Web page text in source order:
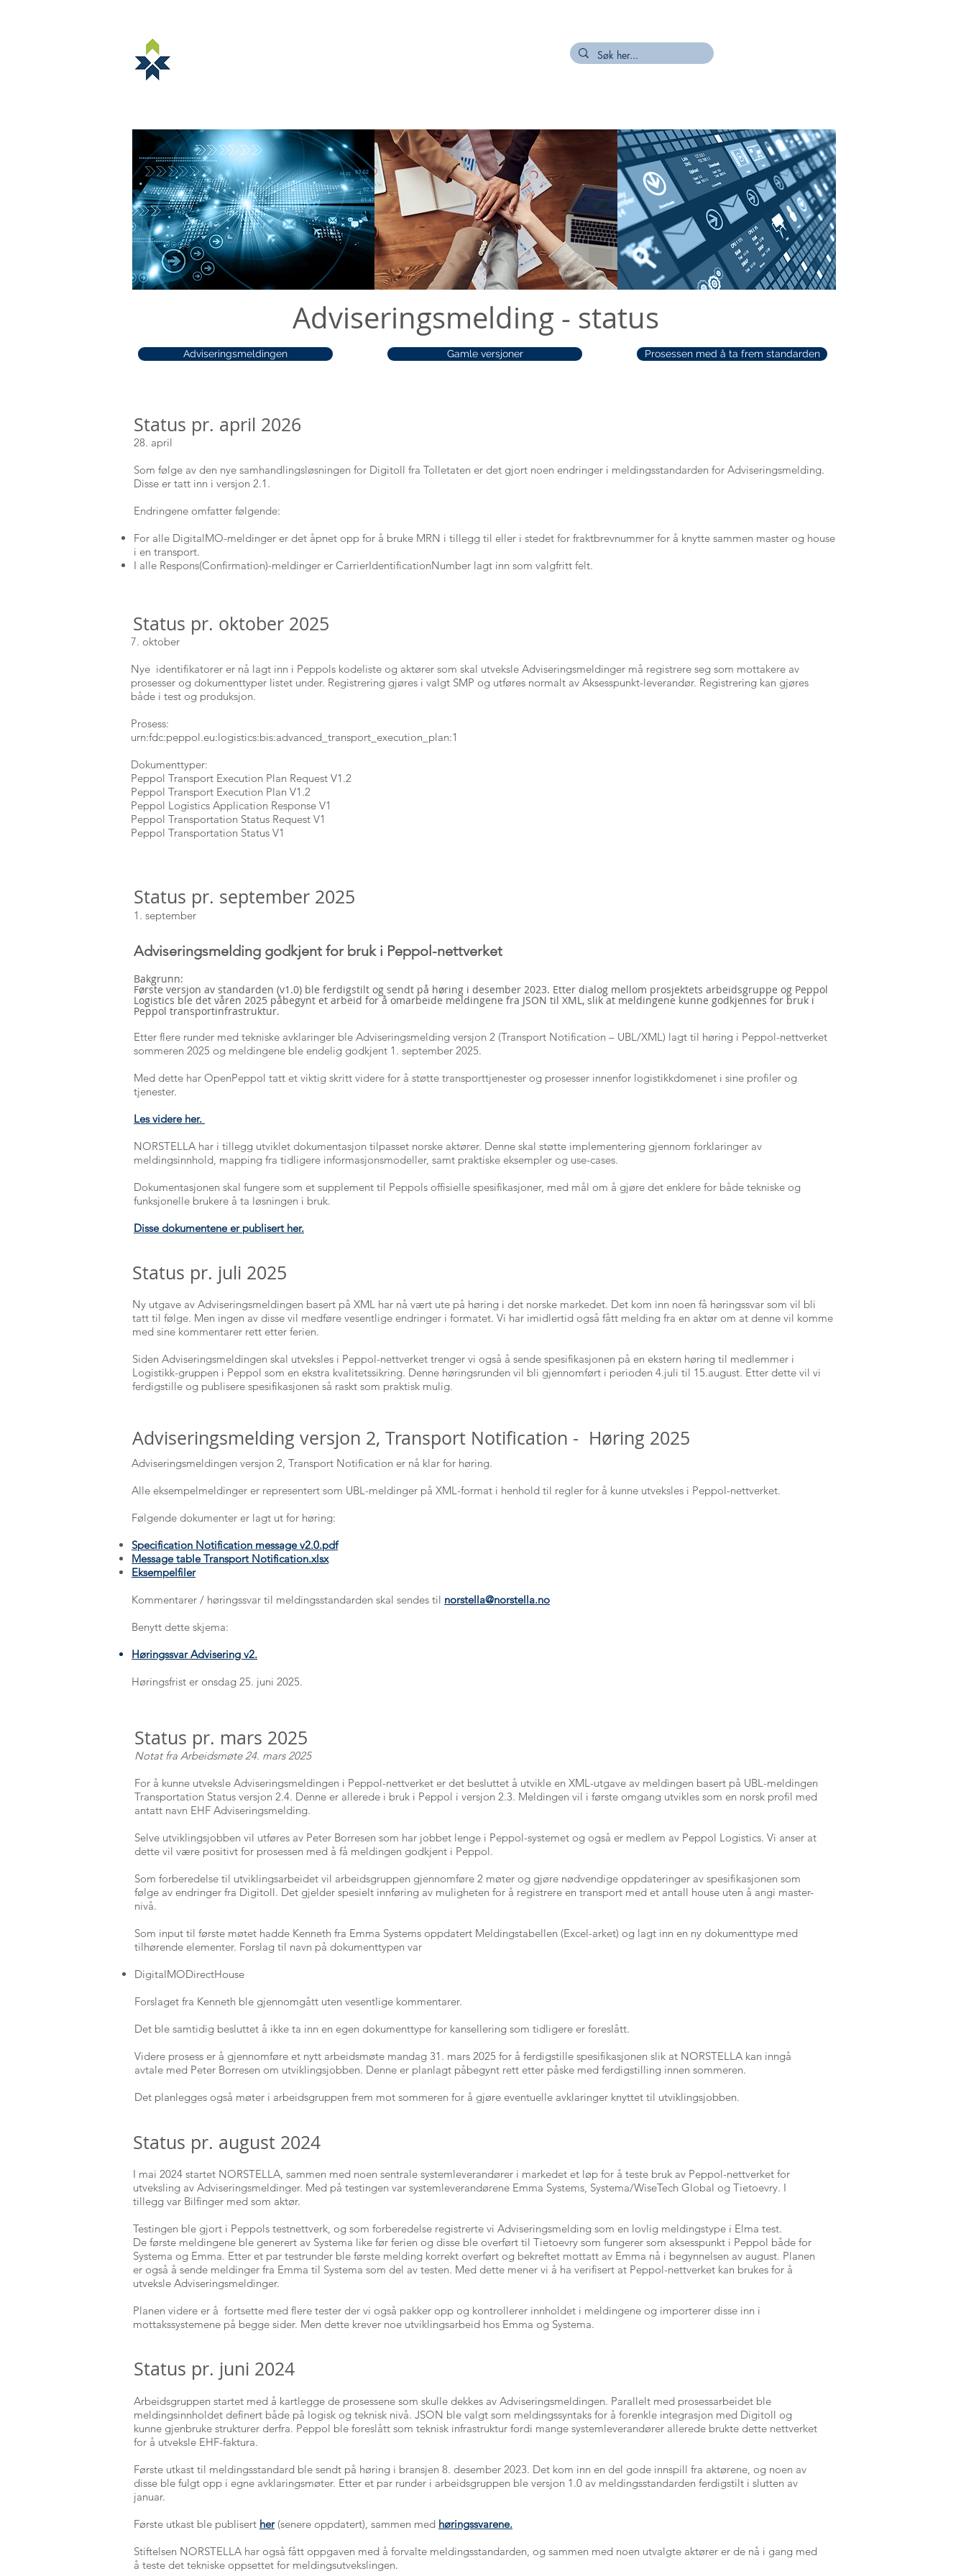
Adviseringsmelding - status
Adviseringsmeldingen Gamle versjoner Prosessen med å ta frem standarden
Status pr. april 2026
28. april
Som følge av den nye samhandlingsløsningen for Digitoll fra Tolletaten er det gjort noen endringer i meldingsstandarden for Adviseringsmelding.
Disse er tatt inn i versjon 2.1.
Endringene omfatter følgende:
For alle DigitalMO-meldinger er det åpnet opp for å bruke MRN i tillegg til eller i stedet for fraktbrevnummer for å knytte sammen master og house
i en transport.
I alle Respons(Confirmation)-meldinger er CarrierIdentificationNumber lagt inn som valgfritt felt.
Status pr. oktober 2025
7. oktober
Nye identifikatorer er nå lagt inn i Peppols kodeliste og aktører som skal utveksle Adviseringsmeldinger må registrere seg som mottakere av
prosesser og dokumenttyper listet under. Registrering gjøres i valgt SMP og utføres normalt av Aksesspunkt-leverandør. Registrering kan gjøres
både i test og produksjon.
Prosess:
urn:fdc:peppol.eu:logistics:bis:advanced_transport_execution_plan:1
Dokumenttyper:
Peppol Transport Execution Plan Request V1.2
Peppol Transport Execution Plan V1.2
Peppol Logistics Application Response V1
Peppol Transportation Status Request V1
Peppol Transportation Status V1
Status pr. september 2025
1. september
Adviseringsmelding godkjent for bruk i Peppol-nettverket
Bakgrunn:
Første versjon av standarden (v1.0) ble ferdigstilt og sendt på høring i desember 2023. Etter dialog mellom prosjektets arbeidsgruppe og Peppol
Logistics ble det våren 2025 påbegynt et arbeid for å omarbeide meldingene fra JSON til XML, slik at meldingene kunne godkjennes for bruk i
Peppol transportinfrastruktur.
Etter flere runder med tekniske avklaringer ble Adviseringsmelding versjon 2 (Transport Notification – UBL/XML) lagt til høring i Peppol-nettverket
sommeren 2025 og meldingene ble endelig godkjent 1. september 2025.
Med dette har OpenPeppol tatt et viktig skritt videre for å støtte transporttjenester og prosesser innenfor logistikkdomenet i sine profiler og
tjenester.
Les videre her.
NORSTELLA har i tillegg utviklet dokumentasjon tilpasset norske aktører. Denne skal støtte implementering gjennom forklaringer av
meldingsinnhold, mapping fra tidligere informasjonsmodeller, samt praktiske eksempler og use-cases.
Dokumentasjonen skal fungere som et supplement til Peppols offisielle spesifikasjoner, med mål om å gjøre det enklere for både tekniske og
funksjonelle brukere å ta løsningen i bruk.
Disse dokumentene er publisert her.
Status pr. juli 2025
Ny utgave av Adviseringsmeldingen basert på XML har nå vært ute på høring i det norske markedet. Det kom inn noen få høringssvar som vil bli
tatt til følge. Men ingen av disse vil medføre vesentlige endringer i formatet. Vi har imidlertid også fått melding fra en aktør om at denne vil komme
med sine kommentarer rett etter ferien.
Siden Adviseringsmeldingen skal utveksles i Peppol-nettverket trenger vi også å sende spesifikasjonen på en ekstern høring til medlemmer i
Logistikk-gruppen i Peppol som en ekstra kvalitetssikring. Denne høringsrunden vil bli gjennomført i perioden 4.juli til 15.august. Etter dette vil vi
ferdigstille og publisere spesifikasjonen så raskt som praktisk mulig.
Adviseringsmelding versjon 2, Transport Notification - Høring 2025
Adviseringsmeldingen versjon 2, Transport Notification er nå klar for høring.
Alle eksempelmeldinger er representert som UBL-meldinger på XML-format i henhold til regler for å kunne utveksles i Peppol-nettverket.
Følgende dokumenter er lagt ut for høring:
Specification Notification message v2.0.pdf
Message table Transport Notification.xlsx
Eksempelfiler
Kommentarer / høringssvar til meldingsstandarden skal sendes til norstella@norstella.no
Benytt dette skjema:
Høringssvar Advisering v2.
Høringsfrist er onsdag 25. juni 2025.
Status pr. mars 2025
Notat fra Arbeidsmøte 24. mars 2025
For å kunne utveksle Adviseringsmeldingen i Peppol-nettverket er det besluttet å utvikle en XML-utgave av meldingen basert på UBL-meldingen
Transportation Status versjon 2.4. Denne er allerede i bruk i Peppol i versjon 2.3. Meldingen vil i første omgang utvikles som en norsk profil med
antatt navn EHF Adviseringsmelding.
Selve utviklingsjobben vil utføres av Peter Borresen som har jobbet lenge i Peppol-systemet og også er medlem av Peppol Logistics. Vi anser at
dette vil være positivt for prosessen med å få meldingen godkjent i Peppol.
Som forberedelse til utviklingsarbeidet vil arbeidsgruppen gjennomføre 2 møter og gjøre nødvendige oppdateringer av spesifikasjonen som
følge av endringer fra Digitoll. Det gjelder spesielt innføring av muligheten for å registrere en transport med et antall house uten å angi master-
nivå.
Som input til første møtet hadde Kenneth fra Emma Systems oppdatert Meldingstabellen (Excel-arket) og lagt inn en ny dokumenttype med
tilhørende elementer. Forslag til navn på dokumenttypen var
DigitalMODirectHouse
Forslaget fra Kenneth ble gjennomgått uten vesentlige kommentarer.
Det ble samtidig besluttet å ikke ta inn en egen dokumenttype for kansellering som tidligere er foreslått.
Videre prosess er å gjennomføre et nytt arbeidsmøte mandag 31. mars 2025 for å ferdigstille spesifikasjonen slik at NORSTELLA kan inngå
avtale med Peter Borresen om utviklingsjobben. Denne er planlagt påbegynt rett etter påske med ferdigstilling innen sommeren.
Det planlegges også møter i arbeidsgruppen frem mot sommeren for å gjøre eventuelle avklaringer knyttet til utviklingsjobben.
Status pr. august 2024
I mai 2024 startet NORSTELLA, sammen med noen sentrale systemleverandører i markedet et løp for å teste bruk av Peppol-nettverket for
utveksling av Adviseringsmeldinger. Med på testingen var systemleverandørene Emma Systems, Systema/WiseTech Global og Tietoevry. I
tillegg var Bilfinger med som aktør.
Testingen ble gjort i Peppols testnettverk, og som forberedelse registrerte vi Adviseringsmelding som en lovlig meldingstype i Elma test.
De første meldingene ble generert av Systema like før ferien og disse ble overført til Tietoevry som fungerer som aksesspunkt i Peppol både for
Systema og Emma. Etter et par testrunder ble første melding korrekt overført og bekreftet mottatt av Emma nå i begynnelsen av august. Planen
er også å sende meldinger fra Emma til Systema som del av testen. Med dette mener vi å ha verifisert at Peppol-nettverket kan brukes for å
utveksle Adviseringsmeldinger.
Planen videre er å fortsette med flere tester der vi også pakker opp og kontrollerer innholdet i meldingene og importerer disse inn i
mottakssystemene på begge sider. Men dette krever noe utviklingsarbeid hos Emma og Systema.
Status pr. juni 2024
​​Arbeidsgruppen startet med å kartlegge de prosessene som skulle dekkes av Adviseringsmeldingen. Parallelt med prosessarbeidet ble
meldingsinnholdet definert både på logisk og teknisk nivå. JSON ble valgt som meldingssyntaks for å forenkle integrasjon med Digitoll og
kunne gjenbruke strukturer derfra. Peppol ble foreslått som teknisk infrastruktur fordi mange systemleverandører allerede brukte dette nettverket
for å utveksle EHF-faktura.
Første utkast til meldingsstandard ble sendt på høring i bransjen 8. desember 2023. Det kom inn en del gode innspill fra aktørene, og noen av
disse ble fulgt opp i egne avklaringsmøter. Etter et par runder i arbeidsgruppen ble versjon 1.0 av meldingsstandarden ferdigstilt i slutten av
januar.
Første utkast ble publisert her(senere oppdatert), sammen med høringssvarene.
Stiftelsen NORSTELLA har også fått oppgaven med å forvalte meldingsstandarden, og sammen med noen utvalgte aktører er de nå i gang med
å teste det tekniske oppsettet for meldingsutvekslingen.